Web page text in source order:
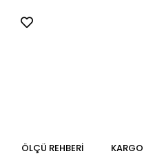
ÖLÇÜ REHBERI